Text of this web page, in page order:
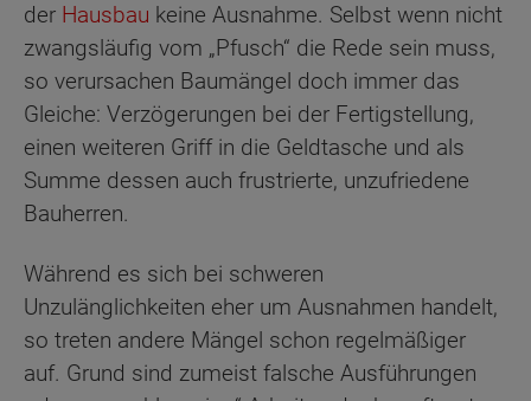
der Hausbau keine Ausnahme. Selbst wenn nicht
zwangsläufig vom „Pfusch“ die Rede sein muss,
so verursachen Baumängel doch immer das
Gleiche: Verzögerungen bei der Fertigstellung,
einen weiteren Griff in die Geldtasche und als
Summe dessen auch frustrierte, unzufriedene
Bauherren.
Während es sich bei schweren
Unzulänglichkeiten eher um Ausnahmen handelt,
so treten andere Mängel schon regelmäßiger
auf. Grund sind zumeist falsche Ausführungen